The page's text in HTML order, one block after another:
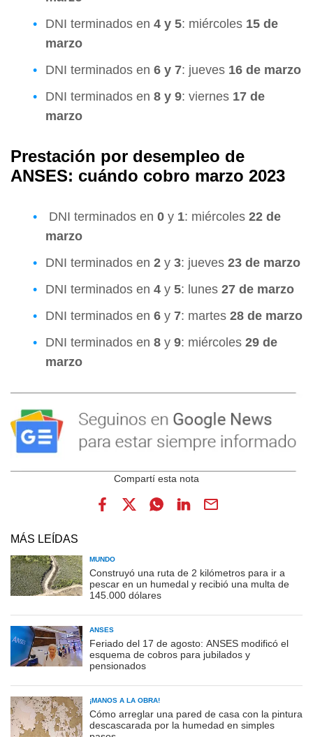
DNI terminados en 4 y 5: miércoles 15 de
marzo
DNI terminados en 6 y 7: jueves 16 de marzo
DNI terminados en 8 y 9: viernes 17 de
marzo
Prestación por desempleo de
ANSES: cuándo cobro marzo 2023
DNI terminados en 0 y 1: miércoles 22 de
marzo
DNI terminados en 2 y 3: jueves 23 de marzo
DNI terminados en 4 y 5: lunes 27 de marzo
DNI terminados en 6 y 7: martes 28 de marzo
DNI terminados en 8 y 9: miércoles 29 de
marzo
MÁS LEÍDAS
MUNDO
Construyó una ruta de 2 kilómetros para ir a
pescar en un humedal y recibió una multa de
145.000 dólares
ANSES
Feriado del 17 de agosto: ANSES modificó el
esquema de cobros para jubilados y
pensionados
¡MANOS A LA OBRA!
Cómo arreglar una pared de casa con la pintura
descascarada por la humedad en simples